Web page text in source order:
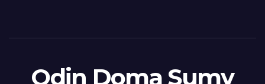
Odin Doma Sumy